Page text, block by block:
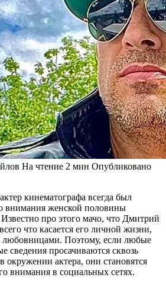
На чтение 2 мин Опубликовано
кинематографа всегда был
внимания женской половины
про этого мачо, что Дмитрий
что касается его личной жизни,
Поэтому, если любые
сведения просачиваются сквозь
окружении актера, они становятся
внимания в социальных сетях.